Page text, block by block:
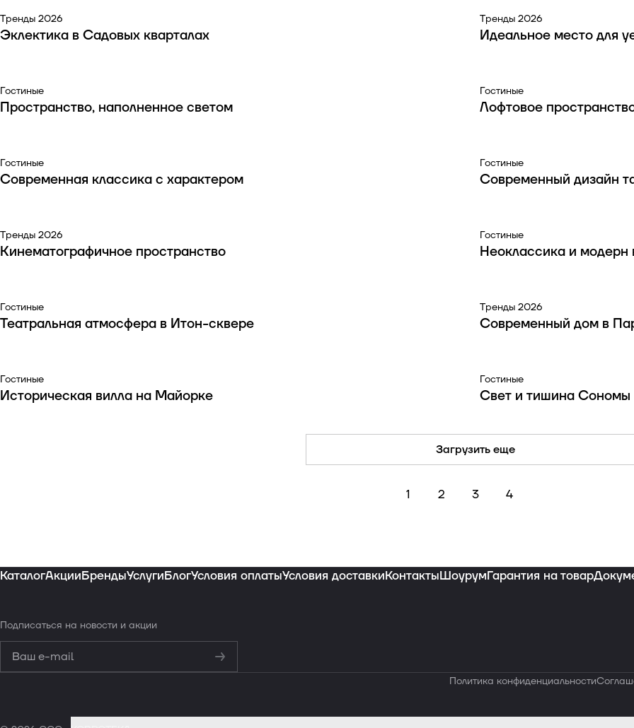
Тренды 2026
Эклектика в Садовых кварталах
Тренды 2026
Идеальное место для
Гостиные
Пространство, наполненное светом
Гостиные
Лофтовое
Гостиные
Современная классика с характером
Гостиные
Современный дизайн
Тренды 2026
Кинематографичное пространство
Гостиные
Неоклассика и модерн
Гостиные
Театральная атмосфера в Итон-сквере
Тренды 2026
Современный дом в
Гостиные
Историческая вилла на Майорке
Гостиные
Свет и тишина Сономы
Загрузить еще
1 2 3 4
КаталогАкцииБрендыУслугиБлогУсловия оплатыУсловия доставкиКонтактыШоурумГарантия на товар
Подписаться на новости и акции
Политикой конфиденциальности
Обработку персональных данных
Политика конфиденциальности